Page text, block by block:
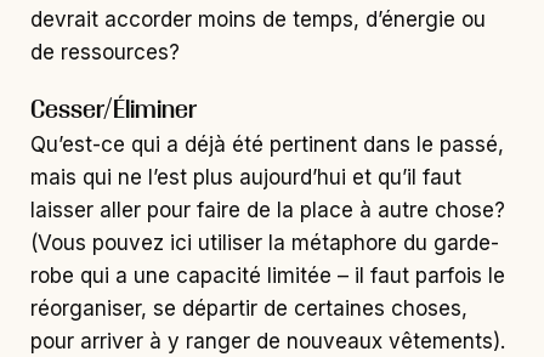
devrait accorder moins de temps, d’énergie ou
de ressources?
Cesser/Éliminer
Qu’est-ce qui a déjà été pertinent dans le passé,
mais qui ne l’est plus aujourd’hui et qu’il faut
laisser aller pour faire de la place à autre chose?
(Vous pouvez ici utiliser la métaphore du garde-
robe qui a une capacité limitée – il faut parfois le
réorganiser, se départir de certaines choses,
pour arriver à y ranger de nouveaux vêtements).